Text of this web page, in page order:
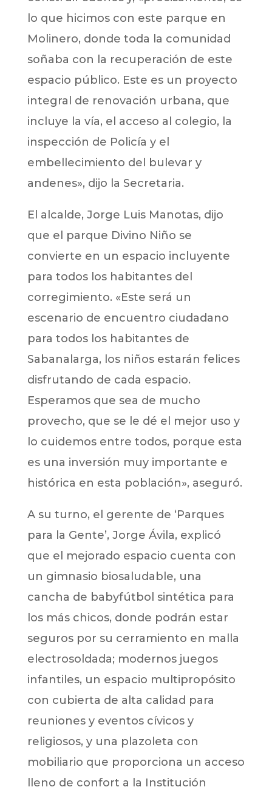
lo que hicimos con este parque en
Molinero, donde toda la comunidad
soñaba con la recuperación de este
espacio público. Este es un proyecto
integral de renovación urbana, que
incluye la vía, el acceso al colegio, la
inspección de Policía y el
embellecimiento del bulevar y
andenes», dijo la Secretaria.
El alcalde, Jorge Luis Manotas, dijo
que el parque Divino Niño se
convierte en un espacio incluyente
para todos los habitantes del
corregimiento. «Este será un
escenario de encuentro ciudadano
para todos los habitantes de
Sabanalarga, los niños estarán felices
disfrutando de cada espacio.
Esperamos que sea de mucho
provecho, que se le dé el mejor uso y
lo cuidemos entre todos, porque esta
es una inversión muy importante e
histórica en esta población», aseguró.
A su turno, el gerente de ‘Parques
para la Gente’, Jorge Ávila, explicó
que el mejorado espacio cuenta con
un gimnasio biosaludable, una
cancha de babyfútbol sintética para
los más chicos, donde podrán estar
seguros por su cerramiento en malla
electrosoldada; modernos juegos
infantiles, un espacio multipropósito
con cubierta de alta calidad para
reuniones y eventos cívicos y
religiosos, y una plazoleta con
mobiliario que proporciona un acceso
lleno de confort a la Institución